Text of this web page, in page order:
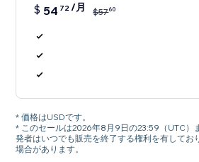
$ 54 72/月 $5760
* 価格はUSDです。
* このセールは2026年8月9日の23:59（UTC）
発者はいつでも販売を終了する権利を有してお
場合があります。